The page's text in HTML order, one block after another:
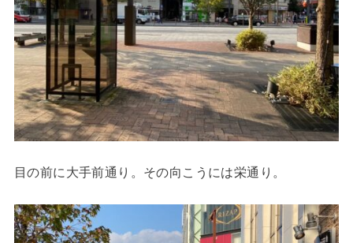
目の前に大手前通り。その向こうには栄通り。